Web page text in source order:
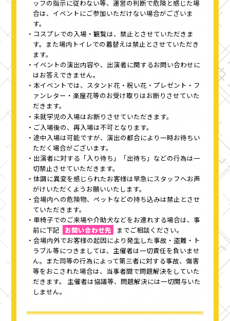
ッフの指示に従わない等、運営の判断で危険と感じた場
合は、イベントにご参加いただけない場合がございま
す。
コスプレでの入場・観覧は、禁止とさせていただきま
す。また場内トイレでの着替えは禁止とさせていただき
ます。
イベントの演出内容や、出演者に関するお問い合わせに
はお答えできません。
本イベントでは、スタンド花・祝い花・プレゼント・フ
ァンレター・楽屋花等のお受け取りはお断りさせていた
だきます。
未就学児の入場はお断りさせていただきます。
ご入場後の、再入場は不可となります。
途中入場は可能ですが、演出の都合により一時お待ちい
ただく場合がございます。
出演者に対する「入り待ち」「出待ち」などの行為は一
切禁止させていただきます。
体調に異変を感じられたお客様は早急にスタッフへお声
がけいただくようお願いいたします。
会場内への危険物、ペットなどの持ち込みは禁止とさせ
ていただきます。
車椅子でのご来場や介助犬などをお連れする場合は、事
前に下記
お問い合わせ先
までご相談ください。
会場内外でお客様の起因により発生した事故・盗難・ト
ラブル等につきましては、主催者は一切責任を負いませ
ん。また同等の行為によって第三者に対する事故、傷害
等をおこされた場合は、当事者間で問題解決をしていた
だきます。 主催者は協議等、問題解決には一切関与いた
しません。